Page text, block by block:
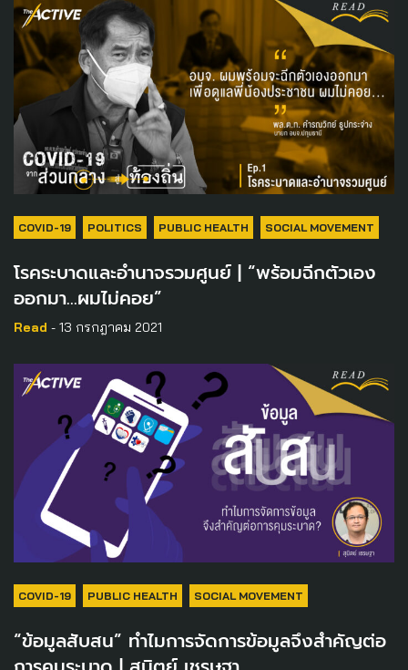
COVID-19 POLITICS PUBLIC HEALTH SOCIAL MOVEMENT
โรคระบาดและอำนาจรวมศูนย์ | “พร้อมฉีกตัวเอง
ออกมา…ผมไม่คอย”
Read - 13 กรกฎาคม 2021
COVID-19 PUBLIC HEALTH SOCIAL MOVEMENT
“ข้อมูลสับสน” ทำไมการจัดการข้อมูลจึงสำคัญต่อ